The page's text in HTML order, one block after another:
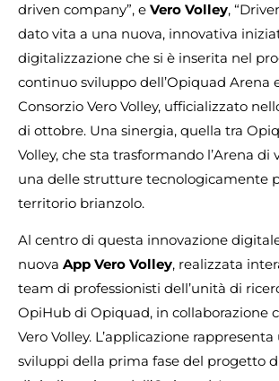
driven company”, e Vero Volley,
dato vita a una nuova, innovativa
digitalizzazione che si è inserita nel
continuo sviluppo dell’Opiquad Arena
Consorzio Vero Volley, ufficializzato
di ottobre. Una sinergia, quella tra
Volley, che sta trasformando l’Arena di
una delle strutture tecnologicamente
territorio brianzolo.
Al centro di questa innovazione
nuova App Vero Volley, realizzata
team di professionisti dell’unità di
OpiHub di Opiquad, in collaborazione
Vero Volley. L’applicazione
sviluppi della prima fase del progetto